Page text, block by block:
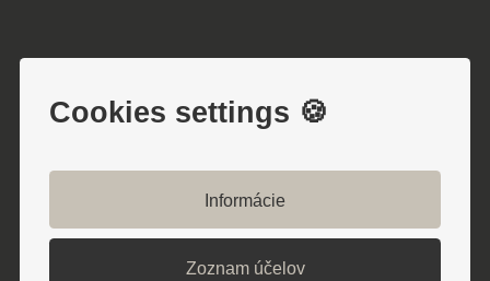
Cookies settings 🍪
Informácie
Zoznam účelov